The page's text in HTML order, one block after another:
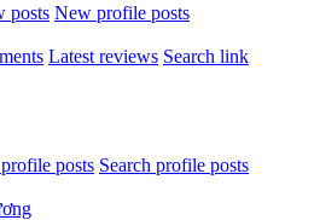
posts New profile posts
Latest reviews Search link
posts Search profile posts